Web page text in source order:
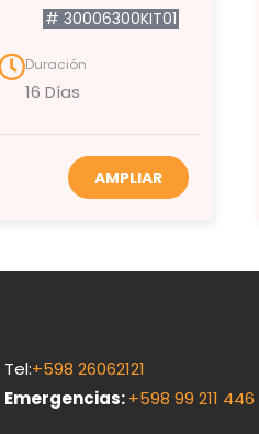
# 30006300KIT01
Duración
16 Días
AMPLIAR
Tel:+598 26062121
Emergencias:+598 99 211 446